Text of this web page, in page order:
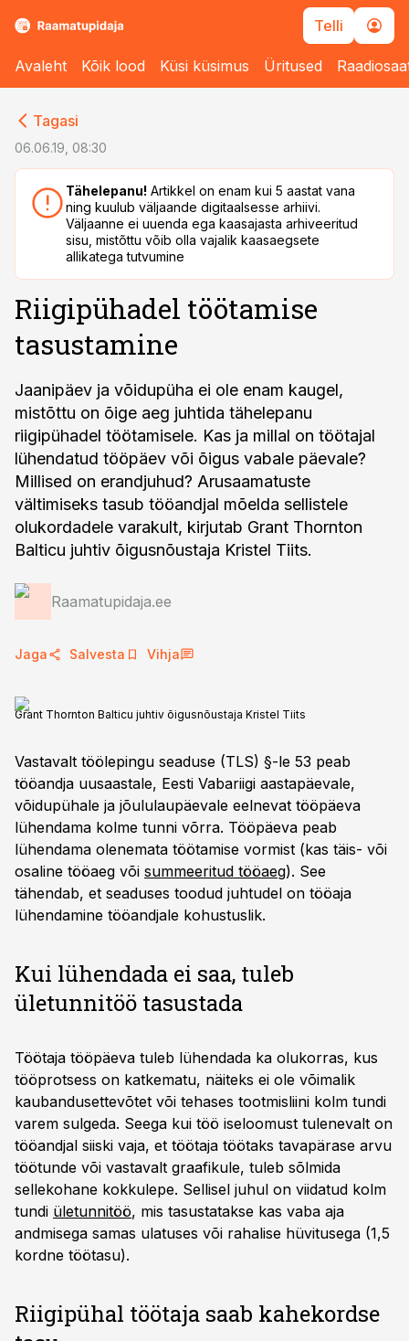
Telli
Avaleht Kõik lood Küsi küsimus Üritused
Tagasi
06.06.19, 08:30
Tähelepanu! Artikkel on enam kui 5 aastat vana
ning kuulub väljaande digitaalsesse arhiivi.
Väljaanne ei uuenda ega kaasajasta arhiveeritud
sisu, mistõttu võib olla vajalik kaasaegsete
allikatega tutvumine
Riigipühadel töötamise
tasustamine
Jaanipäev ja võidupüha ei ole enam kaugel,
mistõttu on õige aeg juhtida tähelepanu
riigipühadel töötamisele. Kas ja millal on töötajal
lühendatud tööpäev või õigus vabale päevale?
Millised on erandjuhud? Arusaamatuste
vältimiseks tasub tööandjal mõelda sellistele
olukordadele varakult, kirjutab Grant Thornton
Balticu juhtiv õigusnõustaja Kristel Tiits.
Raamatupidaja.ee
Jaga Salvesta Vihja
Grant Thornton Balticu juhtiv õigusnõustaja Kristel Tiits
Vastavalt töölepingu seaduse (TLS) §-le 53 peab
tööandja uusaastale, Eesti Vabariigi aastapäevale,
võidupühale ja jõululaupäevale eelnevat tööpäeva
lühendama kolme tunni võrra. Tööpäeva peab
lühendama olenemata töötamise vormist (kas täis- või
osaline tööaeg või summeeritud tööaeg). See
tähendab, et seaduses toodud juhtudel on tööaja
lühendamine tööandjale kohustuslik.
Kui lühendada ei saa, tuleb
ületunnitöö tasustada
Töötaja tööpäeva tuleb lühendada ka olukorras, kus
tööprotsess on katkematu, näiteks ei ole võimalik
kaubandusettevõtet või tehases tootmisliini kolm tundi
varem sulgeda. Seega kui töö iseloomust tulenevalt on
tööandjal siiski vaja, et töötaja töötaks tavapärase arvu
töötunde või vastavalt graafikule, tuleb sõlmida
sellekohane kokkulepe. Sellisel juhul on viidatud kolm
tundi ületunnitöö, mis tasustatakse kas vaba aja
andmisega samas ulatuses või rahalise hüvitusega (1,5
kordne töötasu).
Riigipühal töötaja saab kahekordse